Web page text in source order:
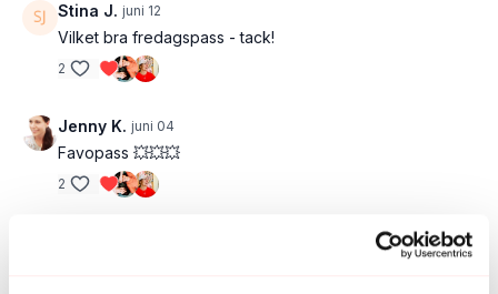
Stina J. juni 12
Vilket bra fredagspass - tack!
2
Jenny K. juni 04
Favopass 💥💥💥
2